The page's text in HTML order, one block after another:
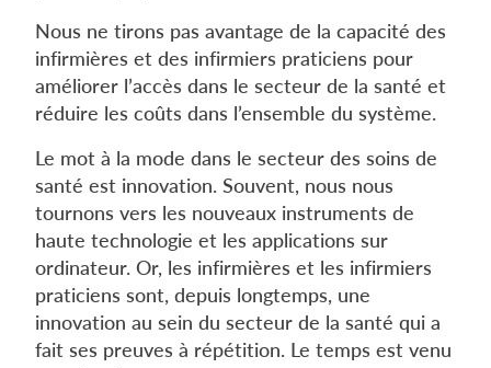
Nous ne tirons pas avantage de la capacité des
infirmières et des infirmiers praticiens pour
améliorer l’accès dans le secteur de la santé et
réduire les coûts dans l’ensemble du système.
Le mot à la mode dans le secteur des soins de
santé est innovation. Souvent, nous nous
tournons vers les nouveaux instruments de
haute technologie et les applications sur
ordinateur. Or, les infirmières et les infirmiers
praticiens sont, depuis longtemps, une
innovation au sein du secteur de la santé qui a
fait ses preuves à répétition. Le temps est venu